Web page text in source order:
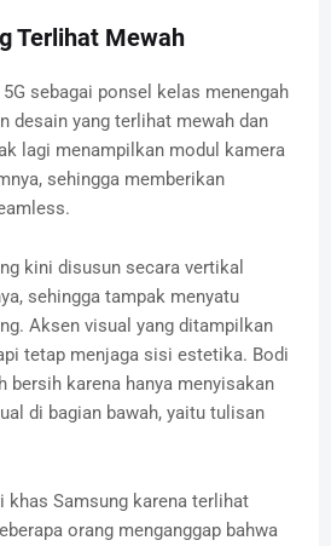
Terlihat Mewah
sebagai ponsel kelas menengah
desain yang terlihat mewah dan
lagi menampilkan modul kamera
sehingga memberikan
kini disusun secara vertikal
sehingga tampak menyatu
Aksen visual yang ditampilkan
tetap menjaga sisi estetika. Bodi
bersih karena hanya menyisakan
di bagian bawah, yaitu tulisan
khas Samsung karena terlihat
orang menganggap bahwa